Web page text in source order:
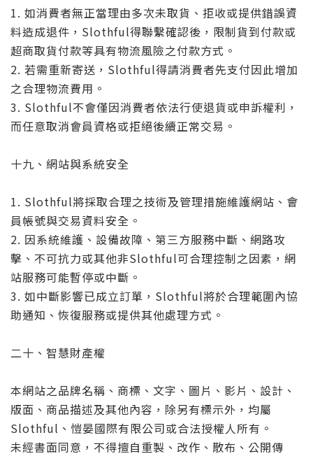
1. 如消費者無正當理由多次未取貨、拒收或提供錯誤資
料造成退件，Slothful得聯繫確認後，限制貨到付款或
超商取貨付款等具有物流風險之付款方式。
2. 若需重新寄送，Slothful得請消費者先支付因此增加
之合理物流費用。
3. Slothful不會僅因消費者依法行使退貨或申訴權利，
而任意取消會員資格或拒絕後續正常交易。
十九、網站與系統安全
1. Slothful將採取合理之技術及管理措施維護網站、會
員帳號與交易資料安全。
2. 因系統維護、設備故障、第三方服務中斷、網路攻
擊、不可抗力或其他非Slothful可合理控制之因素，網
站服務可能暫停或中斷。
3. 如中斷影響已成立訂單，Slothful將於合理範圍內協
助通知、恢復服務或提供其他處理方式。
二十、智慧財產權
本網站之品牌名稱、商標、文字、圖片、影片、設計、
版面、商品描述及其他內容，除另有標示外，均屬
Slothful、愷晏國際有限公司或合法授權人所有。
未經書面同意，不得擅自重製、改作、散布、公開傳